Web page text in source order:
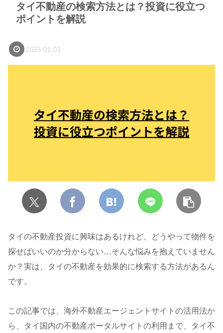
タイ不動産の検索方法とは？投資に役立つ
ポイントを解説
2025.01.01
タイの不動産投資に興味はあるけれど、どうやって物件を
探せばいいのか分からない…そんな悩みを抱えていません
か？実は、タイの不動産を効果的に検索する方法があるん
です。
この記事では、海外不動産エージェントサイトの活用法か
ら、タイ国内の不動産ポータルサイトの利用まで、タイ不